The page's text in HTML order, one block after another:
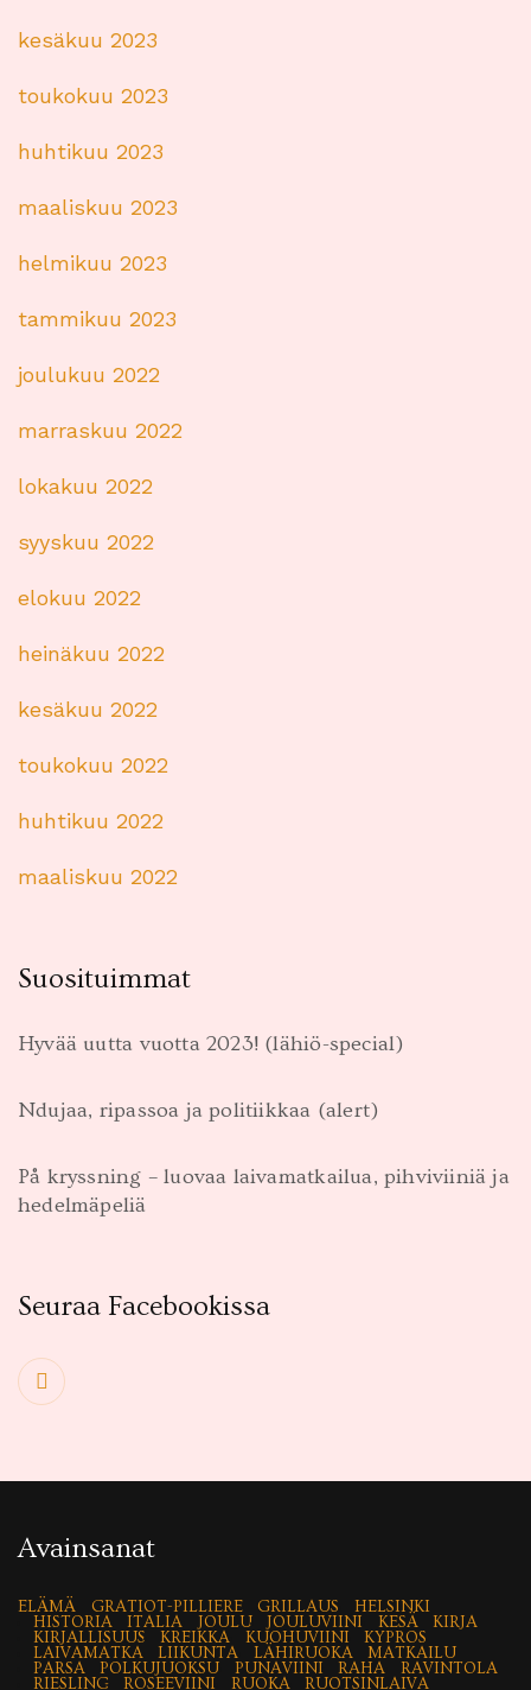
kesäkuu 2023
toukokuu 2023
huhtikuu 2023
maaliskuu 2023
helmikuu 2023
tammikuu 2023
joulukuu 2022
marraskuu 2022
lokakuu 2022
syyskuu 2022
elokuu 2022
heinäkuu 2022
kesäkuu 2022
toukokuu 2022
huhtikuu 2022
maaliskuu 2022
Suosituimmat
Hyvää uutta vuotta 2023! (lähiö-special)
Ndujaa, ripassoa ja politiikkaa (alert)
På kryssning – luovaa laivamatkailua, pihviviiniä ja
hedelmäpeliä
Seuraa Facebookissa
Avainsanat
ELÄMÄ GRATIOT-PILLIERE GRILLAUS
HELSINKI
HISTORIA
ITALIA JOULU JOULUVIINI KESÄ
KIRJA
KIRJALLISUUS
KREIKKA KUOHUVIINI
KYPROS
LAIVAMATKA
LIIKUNTA LÄHIRUOKA
MATKAILU
PARSA
POLKUJUOKSU PUNAVIINI RAHA
RAVINTOLA
RIESLING
ROSEEVIINI RUOKA RUOTSINLAIVA